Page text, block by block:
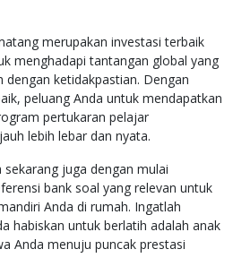
merupakan investasi terbaik
menghadapi tantangan global yang
dengan ketidakpastian. Dengan
peluang Anda untuk mendapatkan
pertukaran pelajar
lebih lebar dan nyata.
juga dengan mulai
bank soal yang relevan untuk
Anda di rumah. Ingatlah
habiskan untuk berlatih adalah anak
Anda menuju puncak prestasi